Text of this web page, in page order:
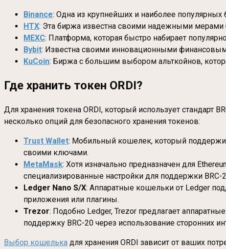
Binance: Одна из крупнейших и наиболее
HTX: Эта биржа известна своими надежными
MEXC: Платформа, которая быстро набирает
Bybit: Известна своими инновационными
KuCoin: Биржа с большим выбором альткойнов,
Где хранить токен ORDI?
Для хранения токена ORDI, который использует
несколько опций для безопасного хранения токенов:
Trust Wallet: Мобильный кошелек, который
своими ключами.
MetaMask: Хотя изначально предназначен для
специализированные настройки для поддержки BRC-
Ledger Nano S/X: Аппаратные кошельки от Ledger
приложения или плагины.
Trezor: Подобно Ledger, Trezor предлагает
поддержку BRC-20 через использование сторонних
Выбор кошелька для хранения ORDI зависит от ваших